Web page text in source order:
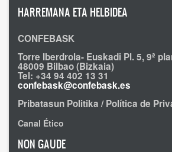
HARREMANA ETA HELBIDEA
CONFEBASK
Torre Iberdrola- Euskadi Pl. 5, 9ª
48009 Bilbao (Bizkaia)
Tel: +34 94 402 13 31
confebask@confebask.es
Pribatasun Politika / Política de
Canal Ético
NON GAUDE